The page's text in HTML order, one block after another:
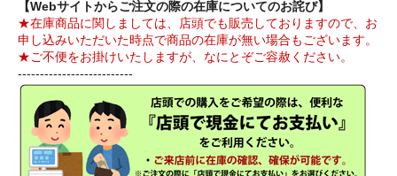
【Webサイトからご注文の際の在庫についてのお詫び】
★在庫商品に関しましては、店頭でも販売しておりますので、お
申し込みいただいた時点で商品の在庫が無い場合もございます。
★ご不便をお掛けいたしますが、なにとぞご容赦ください。
--------------------------